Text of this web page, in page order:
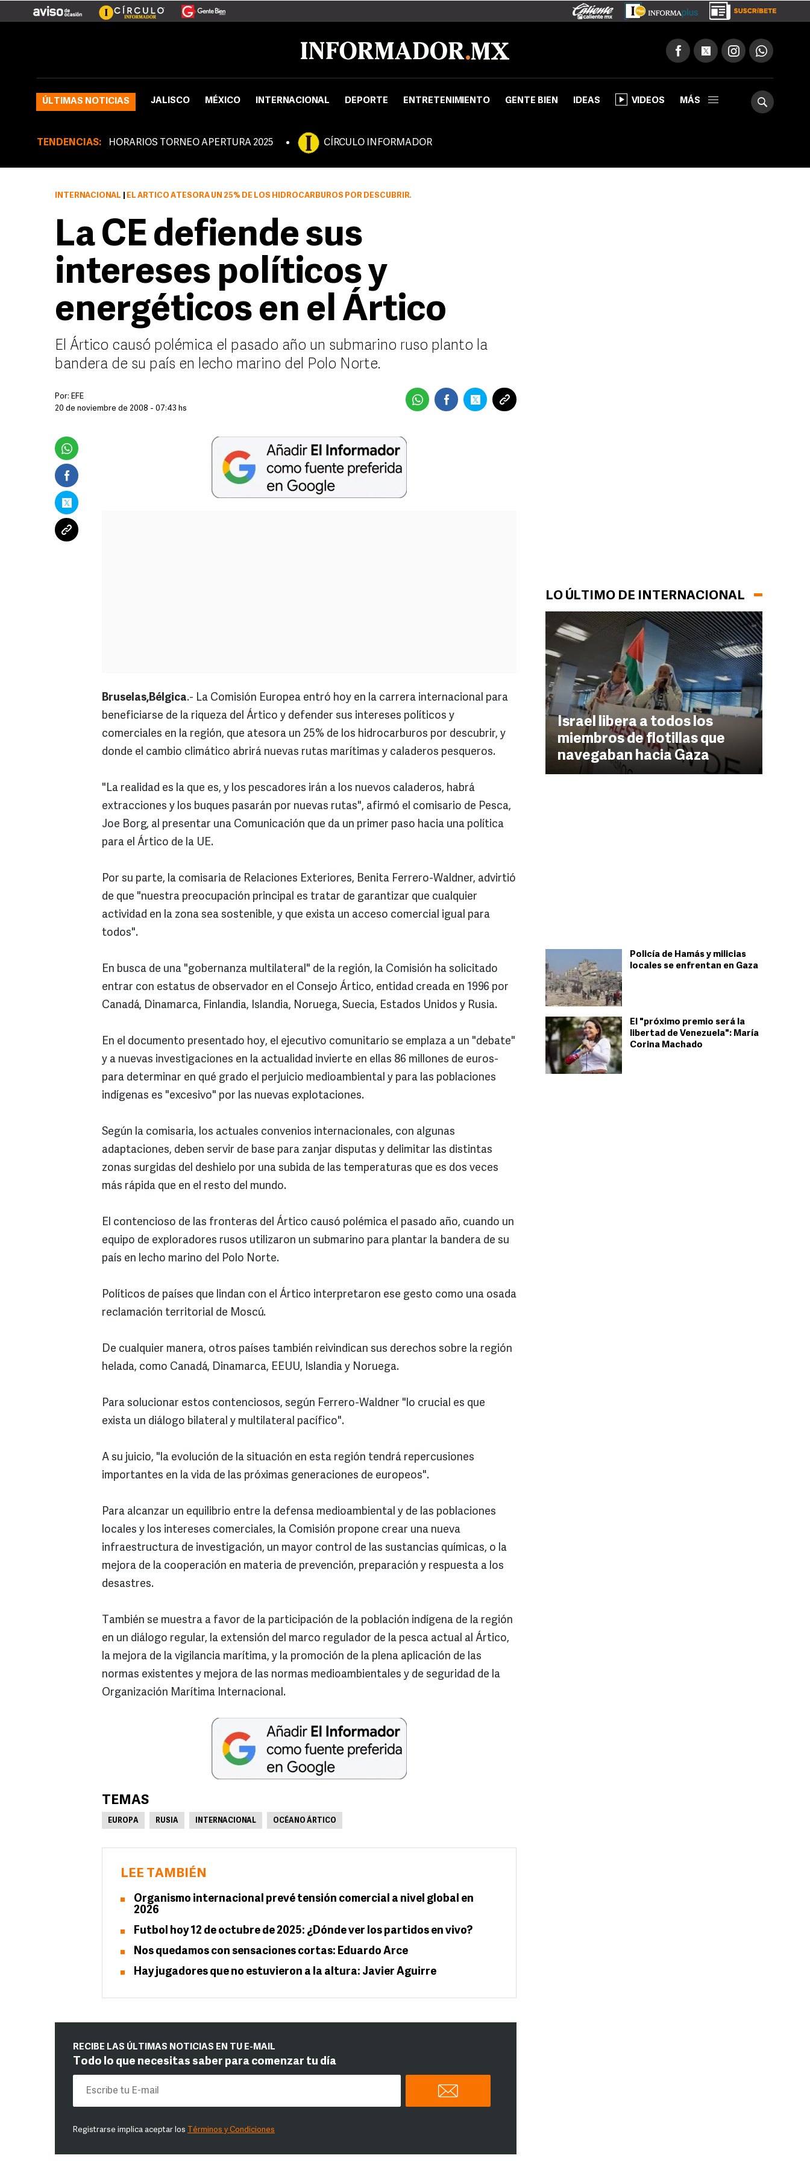
ÚLTIMAS NOTICIAS JALISCO MÉXICO INTERNACIONAL DEPORTE ENTRETENIMIENTO GENTE BIEN IDEAS VIDEOS MÁS
TENDENCIAS: HORARIOS TORNEO APERTURA 2025 CÍRCULO INFORMADOR
LO ÚLTIMO DE INTERNACIONAL
Israel libera a todos los
miembros de flotillas que
navegaban hacia Gaza
Policía de Hamás y milicias
locales se enfrentan en Gaza
El "próximo premio será la
libertad de Venezuela": María
Corina Machado
INTERNACIONAL EL ÁRTICO ATESORA UN 25% DE LOS HIDROCARBUROS POR DESCUBRIR.
La CE defiende sus
intereses políticos y
energéticos en el Ártico
El Ártico causó polémica el pasado año un submarino ruso planto la
bandera de su país en lecho marino del Polo Norte.
Por: EFE
20 de noviembre de 2008 - 07:43 hs
Bruselas,Bélgica.- La Comisión Europea entró hoy en la carrera internacional para
beneficiarse de la riqueza del Ártico y defender sus intereses políticos y
comerciales en la región, que atesora un 25% de los hidrocarburos por descubrir, y
donde el cambio climático abrirá nuevas rutas marítimas y caladeros pesqueros.
"La realidad es la que es, y los pescadores irán a los nuevos caladeros, habrá
extracciones y los buques pasarán por nuevas rutas", afirmó el comisario de Pesca,
Joe Borg, al presentar una Comunicación que da un primer paso hacia una política
para el Ártico de la UE.
Por su parte, la comisaria de Relaciones Exteriores, Benita Ferrero-Waldner, advirtió
de que "nuestra preocupación principal es tratar de garantizar que cualquier
actividad en la zona sea sostenible, y que exista un acceso comercial igual para
todos".
En busca de una "gobernanza multilateral" de la región, la Comisión ha solicitado
entrar con estatus de observador en el Consejo Ártico, entidad creada en 1996 por
Canadá, Dinamarca, Finlandia, Islandia, Noruega, Suecia, Estados Unidos y Rusia.
En el documento presentado hoy, el ejecutivo comunitario se emplaza a un "debate"
y a nuevas investigaciones en la actualidad invierte en ellas 86 millones de euros-
para determinar en qué grado el perjuicio medioambiental y para las poblaciones
indígenas es "excesivo" por las nuevas explotaciones.
Según la comisaria, los actuales convenios internacionales, con algunas
adaptaciones, deben servir de base para zanjar disputas y delimitar las distintas
zonas surgidas del deshielo por una subida de las temperaturas que es dos veces
más rápida que en el resto del mundo.
El contencioso de las fronteras del Ártico causó polémica el pasado año, cuando un
equipo de exploradores rusos utilizaron un submarino para plantar la bandera de su
país en lecho marino del Polo Norte.
Políticos de países que lindan con el Ártico interpretaron ese gesto como una osada
reclamación territorial de Moscú.
De cualquier manera, otros países también reivindican sus derechos sobre la región
helada, como Canadá, Dinamarca, EEUU, Islandia y Noruega.
Para solucionar estos contenciosos, según Ferrero-Waldner "lo crucial es que
exista un diálogo bilateral y multilateral pacífico".
A su juicio, "la evolución de la situación en esta región tendrá repercusiones
importantes en la vida de las próximas generaciones de europeos".
Para alcanzar un equilibrio entre la defensa medioambiental y de las poblaciones
locales y los intereses comerciales, la Comisión propone crear una nueva
infraestructura de investigación, un mayor control de las sustancias químicas, o la
mejora de la cooperación en materia de prevención, preparación y respuesta a los
desastres.
También se muestra a favor de la participación de la población indígena de la región
en un diálogo regular, la extensión del marco regulador de la pesca actual al Ártico,
la mejora de la vigilancia marítima, y la promoción de la plena aplicación de las
normas existentes y mejora de las normas medioambientales y de seguridad de la
Organización Marítima Internacional.
TEMAS
EUROPA RUSIA INTERNACIONAL OCÉANO ÁRTICO
LEE TAMBIÉN
Organismo internacional prevé tensión comercial a nivel global en
2026
Futbol hoy 12 de octubre de 2025: ¿Dónde ver los partidos en vivo?
Nos quedamos con sensaciones cortas: Eduardo Arce
Hay jugadores que no estuvieron a la altura: Javier Aguirre
RECIBE LAS ÚLTIMAS NOTICIAS EN TU E-MAIL
Todo lo que necesitas saber para comenzar tu día
Registrarse implica aceptar los Términos y Condiciones